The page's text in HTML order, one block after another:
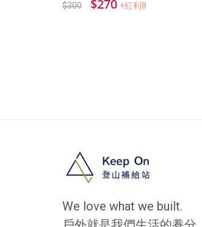
$300 $270 +紅利8
We love what we built.